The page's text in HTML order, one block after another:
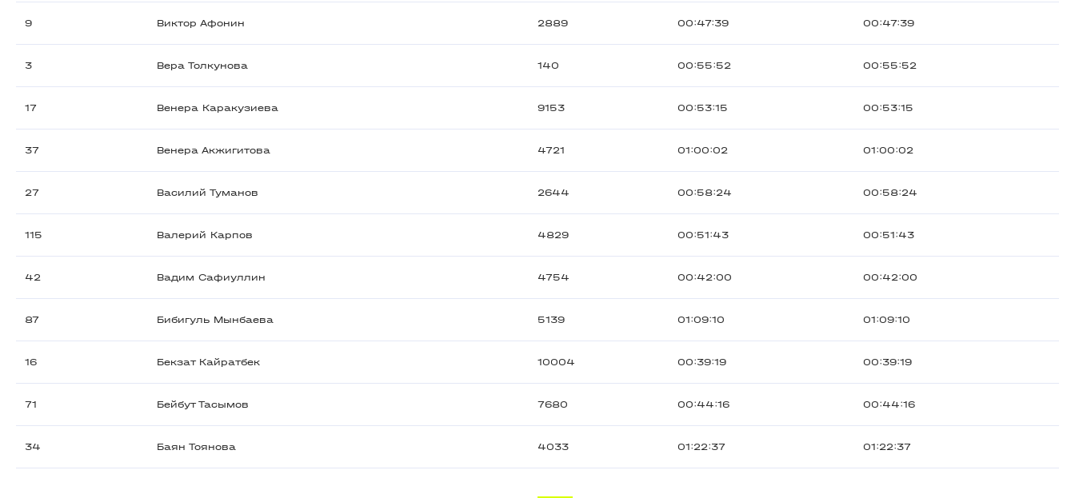
9 Виктор Афонин 2889 00:47:39 00:47:39
3 Вера Толкунова 140 00:55:52 00:55:52
17 Венера Каракузиева 9153 00:53:15 00:53:15
37 Венера Акжигитова 4721 01:00:02 01:00:02
27 Василий Туманов 2644 00:58:24 00:58:24
115 Валерий Карпов 4829 00:51:43 00:51:43
42 Вадим Сафиуллин 4754 00:42:00 00:42:00
87 Бибигуль Мынбаева 5139 01:09:10 01:09:10
16 Бекзат Кайратбек 10004 00:39:19 00:39:19
71 Бейбут Тасымов 7680 00:44:16 00:44:16
34 Баян Тоянова 4033 01:22:37 01:22:37